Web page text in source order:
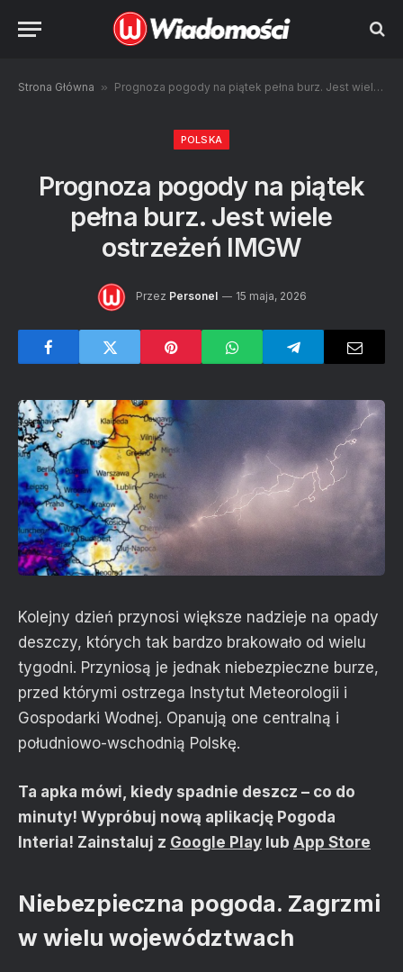
Strona Główna » Prognoza pogody na piątek pełna burz. Jest wiele ostrzeżeń IMGW
POLSKA
Prognoza pogody na piątek
pełna burz. Jest wiele
ostrzeżeń IMGW
Przez Personel 15 maja, 2026
Kolejny dzień przynosi większe nadzieje na opady
deszczy, których tak bardzo brakowało od wielu
tygodni. Przyniosą je jednak niebezpieczne burze,
przed którymi ostrzega Instytut Meteorologii i
Gospodarki Wodnej. Opanują one centralną i
południowo-wschodnią Polskę.
Ta apka mówi, kiedy spadnie deszcz – co do
minuty! Wypróbuj nową aplikację Pogoda
Interia! Zainstaluj z Google Play lub App Store
Niebezpieczna pogoda. Zagrzmi
w wielu województwach